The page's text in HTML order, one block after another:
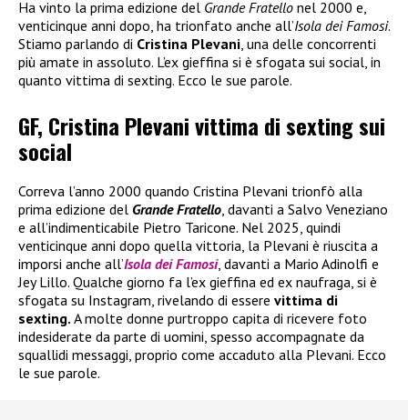
Ha vinto la prima edizione del Grande Fratello nel 2000 e,
venticinque anni dopo, ha trionfato anche all’Isola dei Famosi.
Stiamo parlando di Cristina Plevani , una delle concorrenti
più amate in assoluto. L’ex gieffina si è sfogata sui social, in
quanto vittima di sexting. Ecco le sue parole.
GF, Cristina Plevani vittima di sexting sui
social
Correva l’anno 2000 quando Cristina Plevani trionfò alla
prima edizione del Grande Fratello , davanti a Salvo Veneziano
e all’indimenticabile Pietro Taricone. Nel 2025, quindi
venticinque anni dopo quella vittoria, la Plevani è riuscita a
imporsi anche all’Isola dei Famosi, davanti a Mario Adinolfi e
Jey Lillo. Qualche giorno fa l’ex gieffina ed ex naufraga, si è
sfogata su Instagram, rivelando di essere vittima di
sexting. A molte donne purtroppo capita di ricevere foto
indesiderate da parte di uomini, spesso accompagnate da
squallidi messaggi, proprio come accaduto alla Plevani. Ecco
le sue parole.